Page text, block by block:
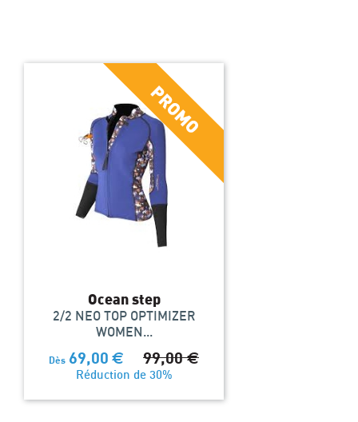
Ocean step
2/2 NEO TOP OPTIMIZER
WOMEN...
Dès 69,00 € 99,00€
Réduction de 30%